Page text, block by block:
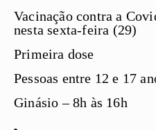
Vacinação contra a
nesta sexta-feira (29)
Primeira dose
Pessoas entre 12 e 17
Ginásio – 8h às 16h